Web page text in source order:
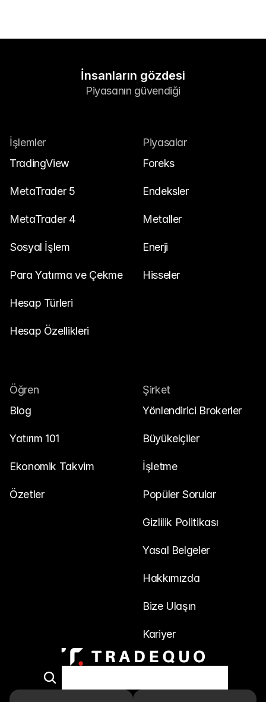
İnsanların gözdesi
Piyasanın güvendiği
İşlemler
TradingView
MetaTrader 5
MetaTrader 4
Sosyal İşlem
Para Yatırma ve Çekme
Hesap Türleri
Hesap Özellikleri
Piyasalar
Foreks
Endeksler
Metaller
Enerji
Hisseler
Öğren
Blog
Yatırım 101
Ekonomik Takvim
Özetler
Şirket
Yönlendirici Brokerler
Büyükelçiler
İşletme
Popüler Sorular
Gizlilik Politikası
Yasal Belgeler
Hakkımızda
Bize Ulaşın
Kariyer